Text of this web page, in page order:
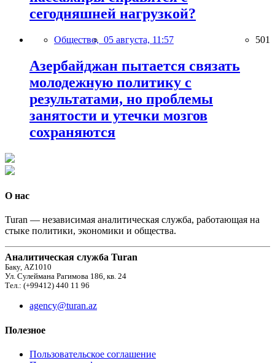
сегодняшней нагрузкой?
Общество, 05 августа, 11:57 501
Азербайджан пытается связать
молодежную политику с
результатами, но проблемы
занятости и утечки мозгов
сохраняются
О нас
Turan — независимая аналитическая служба, работающая на
стыке политики, экономики и общества.
Аналитическая служба Turan
Баку, AZ1010
Ул. Сулеймана Рагимова 186, кв. 24
Тел.: (+99412) 440 11 96
agency@turan.az
Полезное
Пользовательское соглашение